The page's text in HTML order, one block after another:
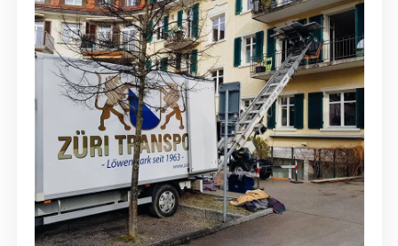
Entsorgung & Räumung